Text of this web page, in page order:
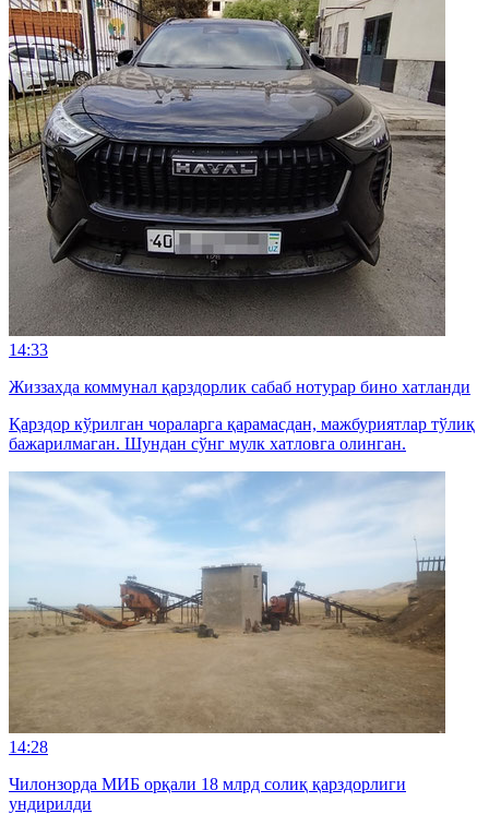
14:33
Жиззахда коммунал қарздорлик сабаб нотурар бино хатланди
Қарздор кўрилган чораларга қарамасдан, мажбуриятлар тўлиқ
бажарилмаган. Шундан сўнг мулк хатловга олинган.
14:28
Чилонзорда МИБ орқали 18 млрд солиқ қарздорлиги
ундирилди